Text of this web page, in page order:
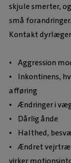
skjule smerter,
små forandringer.
Kontakt
• Aggression
• Inkontinens,
afføring
• Ændringer i
• Dårlig ånde
• Halthed,
• Ændret
virker